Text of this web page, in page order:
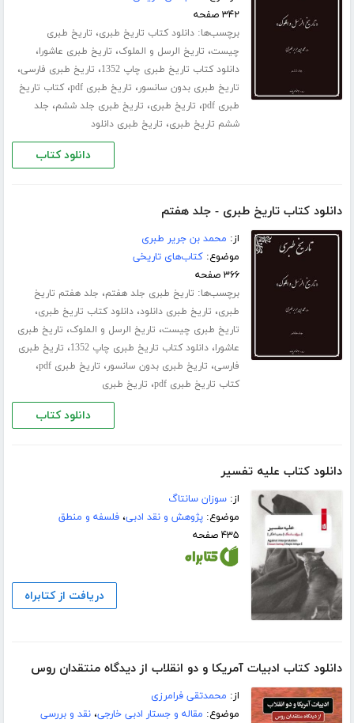
۳۴۲ صفحه
برچسب‌ها:دانلود کتاب تاریخ طبری، تاریخ طبری
چیست، تاریخ الرسل و الملوک، تاریخ طبری عاشورا،
دانلود کتاب تاریخ طبری چاپ 1352 ، تاریخ طبری فارسی،
تاریخ طبری بدون سانسور، تاریخ طبری pdf ،کتاب تاریخ
طبری pdf
، تاریخ طبری، تاریخ طبری جلد ششم، جلد
ششم تاریخ طبری، تاریخ طبری دانلود
دانلود کتاب
دانلود کتاب تاریخ طبری - جلد هفتم
از: محمد بن جریر طبری
موضوع:کتاب‌های تاریخی
۳۶۶ صفحه
برچسب‌ها: تاریخ طبری جلد هفتم، جلد هفتم تاریخ
طبری، تاریخ طبری دانلود،دانلود کتاب تاریخ طبری،
تاریخ طبری چیست، تاریخ الرسل و الملوک، تاریخ طبری
عاشورا،دانلود کتاب تاریخ طبری چاپ 1352 ، تاریخ طبری
فارسی، تاریخ طبری بدون سانسور، تاریخ طبری pdf ،
کتاب تاریخ طبری pdf ، تاریخ طبری
دانلود کتاب
دانلود کتاب علیه تفسیر
از:سوزان سانتاگ
موضوع:پژوهش و نقد ادبی،فلسفه و منطق
۴۳۵ صفحه
دریافت از کتابراه
دانلود کتاب ادبیات آمریکا و دو انقلاب از دیدگاه منتقدان روس
از: محمدتقی فرامرزی
موضوع: مقاله و جستار ادبی خارجی،نقد و بررسی